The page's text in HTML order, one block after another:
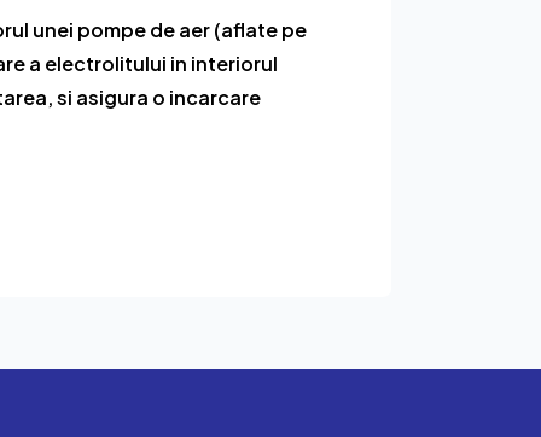
unei pompe de aer (aflate pe
a electrolitului in interiorul
si asigura o incarcare